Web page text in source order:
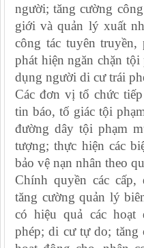
người; tăng cường
giới và quản lý xuất
công tác tuyên
phát hiện ngăn chặn
dụng người di cư trái
Các đơn vị tổ chức
tin báo, tố giác tội
đường dây tội phạm
tượng; thực hiện các
bảo vệ nạn nhân theo
Chính quyền các
tăng cường quản lý
có hiệu quả các hoạt
phép; di cư tự do; tăng